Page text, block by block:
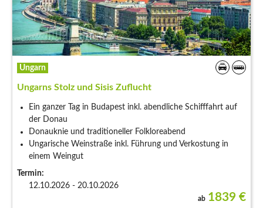
Ungarn
Ungarns Stolz und Sisis Zuflucht
Ein ganzer Tag in Budapest inkl. abendliche Schifffahrt auf
der Donau
Donauknie und traditioneller Folkloreabend
Ungarische Weinstraße inkl. Führung und Verkostung in
einem Weingut
Termin:
12.10.2026 - 20.10.2026
ab 1839 €